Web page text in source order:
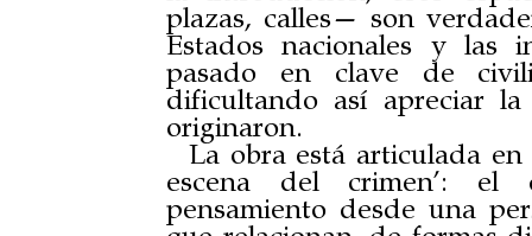
plazas, calles— son
Estados nacionales y las
pasado en clave de
dificultando así apreciar
originaron.
La obra está articulada
escena del crimen’: el
pensamiento desde una